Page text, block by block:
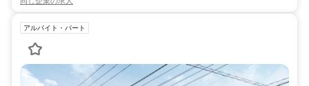
アルバイト・パート